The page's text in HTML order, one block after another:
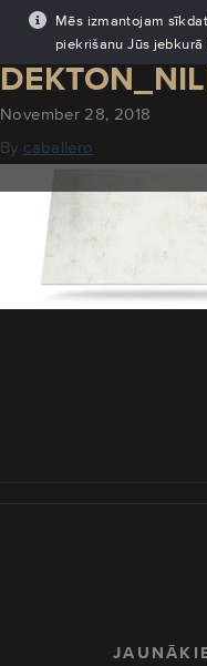
Mēs izmantojam
piekrišanu Jūs
November 28, 2018
By caballero